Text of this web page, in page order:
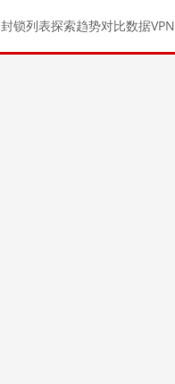
封锁列表探索趋势对比数据VPN